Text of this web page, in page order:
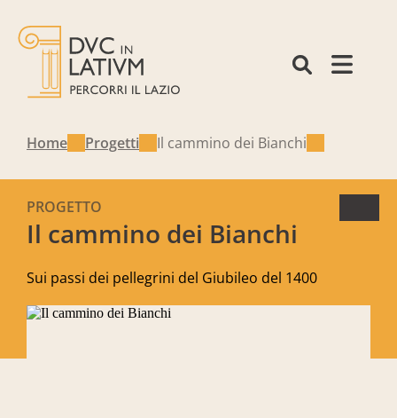
Home Progetti Il cammino dei Bianchi
Il cammino dei Bianchi
PROGETTO
Sui passi dei pellegrini del Giubileo del 1400